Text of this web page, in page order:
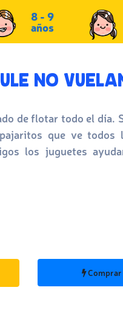
8 - 9
años
NO
de flotar todo el día.
que ve todos
los juguetes
Comprar